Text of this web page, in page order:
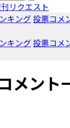
リクエスト
キング投票コメ
キング投票コメ
メント